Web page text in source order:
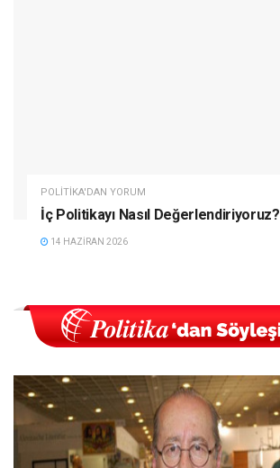
POLITIKA'DAN YORUM
İç Politikayı Nasıl Değerlendiriyoruz?
14 HAZIRAN 2026